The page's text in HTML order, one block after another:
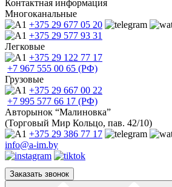
Контактная информация
Многоканальные
+375 29 677 05 20
+375 29 577 93 31
Легковые
+375 29 122 77 17
+7 967 555 00 65 (РФ)
Грузовые
+375 29 667 00 22
+7 995 577 66 17 (РФ)
Авторынок “Малиновка”
(Торговый Мир Кольцо, пав. 42/10)
+375 29 386 77 17
info@a-im.by
Заказать звонок